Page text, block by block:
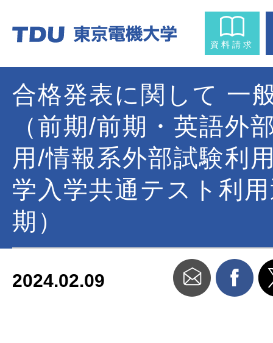
資料請求
合格発表に関して 一
（前期/前期・英語外
用/情報系外部試験利
学入学共通テスト利
期）
2024.02.09